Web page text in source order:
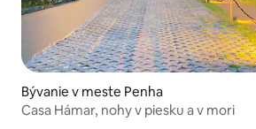
Bývanie v meste Penha
Casa Hámar, nohy v piesku a v mori